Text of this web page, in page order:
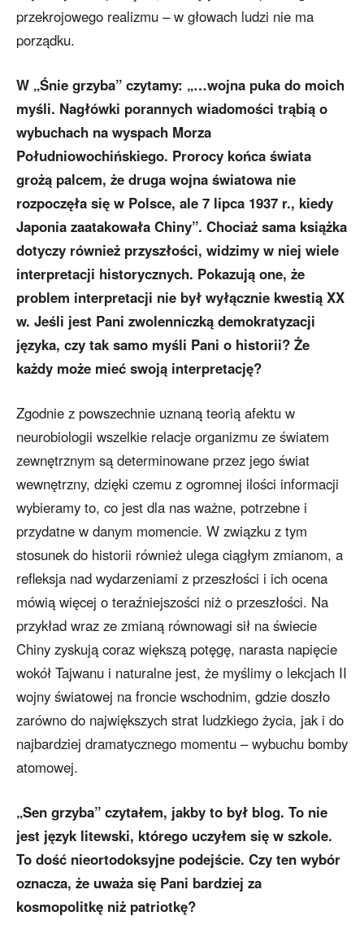
przekrojowego realizmu – w głowach ludzi nie ma
porządku.
W „Śnie grzyba” czytamy: „…wojna puka do moich
myśli. Nagłówki porannych wiadomości trąbią o
wybuchach na wyspach Morza
Południowochińskiego. Prorocy końca świata
grożą palcem, że druga wojna światowa nie
rozpoczęła się w Polsce, ale 7 lipca 1937 r., kiedy
Japonia zaatakowała Chiny”. Chociaż sama książka
dotyczy również przyszłości, widzimy w niej wiele
interpretacji historycznych. Pokazują one, że
problem interpretacji nie był wyłącznie kwestią XX
w. Jeśli jest Pani zwolenniczką demokratyzacji
języka, czy tak samo myśli Pani o historii? Że
każdy może mieć swoją interpretację?
Zgodnie z powszechnie uznaną teorią afektu w
neurobiologii wszelkie relacje organizmu ze światem
zewnętrznym są determinowane przez jego świat
wewnętrzny, dzięki czemu z ogromnej ilości informacji
wybieramy to, co jest dla nas ważne, potrzebne i
przydatne w danym momencie. W związku z tym
stosunek do historii również ulega ciągłym zmianom, a
refleksja nad wydarzeniami z przeszłości i ich ocena
mówią więcej o teraźniejszości niż o przeszłości. Na
przykład wraz ze zmianą równowagi sił na świecie
Chiny zyskują coraz większą potęgę, narasta napięcie
wokół Tajwanu i naturalne jest, że myślimy o lekcjach II
wojny światowej na froncie wschodnim, gdzie doszło
zarówno do największych strat ludzkiego życia, jak i do
najbardziej dramatycznego momentu – wybuchu bomby
atomowej.
„Sen grzyba” czytałem, jakby to był blog. To nie
jest język litewski, którego uczyłem się w szkole.
To dość nieortodoksyjne podejście. Czy ten wybór
oznacza, że uważa się Pani bardziej za
kosmopolitkę niż patriotkę?